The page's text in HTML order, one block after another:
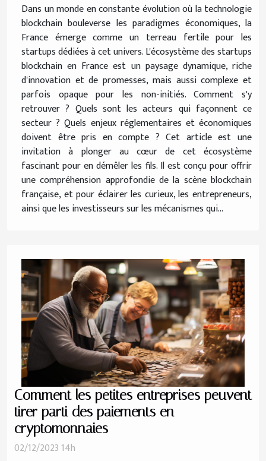
Dans un monde en constante évolution où la technologie
blockchain bouleverse les paradigmes économiques, la
France émerge comme un terreau fertile pour les
startups dédiées à cet univers. L'écosystème des startups
blockchain en France est un paysage dynamique, riche
d'innovation et de promesses, mais aussi complexe et
parfois opaque pour les non-initiés. Comment s'y
retrouver ? Quels sont les acteurs qui façonnent ce
secteur ? Quels enjeux réglementaires et économiques
doivent être pris en compte ? Cet article est une
invitation à plonger au cœur de cet écosystème
fascinant pour en démêler les fils. Il est conçu pour offrir
une compréhension approfondie de la scène blockchain
française, et pour éclairer les curieux, les entrepreneurs,
ainsi que les investisseurs sur les mécanismes qui...
Comment les petites entreprises peuvent
tirer parti des paiements en
cryptomonnaies
02/12/2023 14h